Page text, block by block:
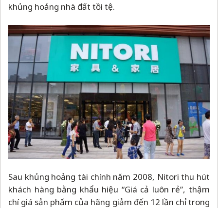
khủng hoảng nhà đất tồi tệ.
Sau khủng hoảng tài chính năm 2008, Nitori thu hút
khách hàng bằng khẩu hiệu “Giá cả luôn rẻ”, thậm
chí giá sản phẩm của hãng giảm đến 12 lần chỉ trong